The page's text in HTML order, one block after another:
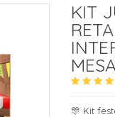
KIT
🎊 Kit